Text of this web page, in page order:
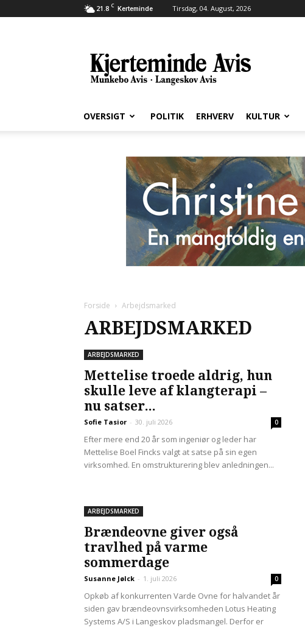
21.8 C Kerteminde Tirsdag, 04. August, 2026
Avis
OVERSIGT POLITIK ERHVERV KULTUR
Forside Arbejdsmarked
ARBEJDSMARKED
ARBEJDSMARKED
Mettelise troede aldrig, hun
skulle leve af klangterapi –
nu satser...
Sofie Tasior - 30. juli 2026 0
Efter mere end 20 år som ingeniør og leder har
Mettelise Boel Fincks valgt at satse på sin egen
virksomhed. En omstrukturering blev anledningen...
ARBEJDSMARKED
Brændeovne giver også
travlhed på varme
sommerdage
Susanne Jølck - 1. juli 2026 0
Opkøb af konkurrenten Varde Ovne for halvandet år
siden gav brændeovnsvirksomheden Lotus Heating
Systems A/S i Langeskov pladsmangel. Derfor er